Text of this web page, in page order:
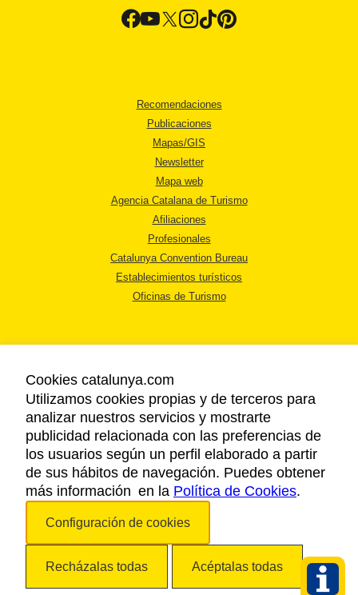
Recomendaciones
Publicaciones
Mapas/GIS
Newsletter
Mapa web
Agencia Catalana de Turismo
Afiliaciones
Profesionales
Catalunya Convention Bureau
Establecimientos turísticos
Oficinas de Turismo
AVISO LEGAL
POLÍTICA DE PRIVACIDAD
COOKIES
ACCESSIBILIDAD
Copyright © 2026. Agencia Catalana de Turismo. Todos los derechos
Cookies catalunya.com
Utilizamos cookies propias y de terceros para
analizar nuestros servicios y mostrarte
publicidad relacionada con las preferencias de
los usuarios según un perfil elaborado a partir
de sus hábitos de navegación. Puedes obtener
más información en la Política de Cookies.
Configuración de cookies
Recházalas todas Acéptalas todas